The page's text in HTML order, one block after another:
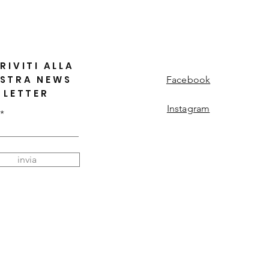
ALLA
NEWS
LETTER
invia
Facebook
Instagram